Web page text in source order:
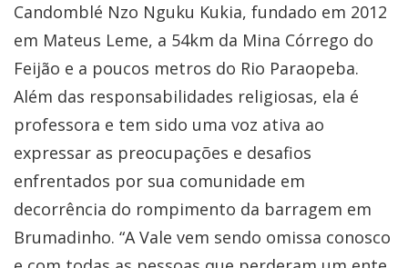
Candomblé Nzo Nguku Kukia, fundado em 2012
em Mateus Leme, a 54km da Mina Córrego do
Feijão e a poucos metros do Rio Paraopeba.
Além das responsabilidades religiosas, ela é
professora e tem sido uma voz ativa ao
expressar as preocupações e desafios
enfrentados por sua comunidade em
decorrência do rompimento da barragem em
Brumadinho. “A Vale vem sendo omissa conosco